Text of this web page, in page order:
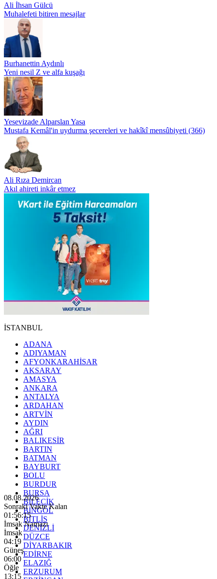
Ali İhsan Gülcü
Muhalefeti bitiren mesajlar
Burhanettin Aydınlı
Yeni nesil Z ve alfa kuşağı
Yesevizade Alparslan Yasa
Mustafa Kemâl'in uydurma şecereleri ve hakîkî mensûbiyeti (366)
Ali Rıza Demircan
Akıl ahireti inkâr etmez
İSTANBUL
ADANA
ADIYAMAN
AFYONKARAHİSAR
AKSARAY
AMASYA
ANKARA
ANTALYA
ARDAHAN
ARTVİN
AYDIN
AĞRI
BALIKESİR
BARTIN
BATMAN
BAYBURT
BOLU
BURDUR
BURSA
BİLECİK
BİNGÖL
BİTLİS
DENİZLİ
DÜZCE
DİYARBAKIR
EDİRNE
ELAZIĞ
ERZURUM
08.08.2026
Sonraki Vakte Kalan
01:56:14
İmsak Namazı
İmsak
04:19
Güneş
06:00
Öğle
13:15